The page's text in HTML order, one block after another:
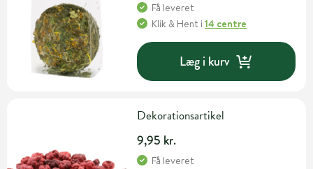
Få leveret
Klik & Hent i14 centre
Læg i kurv
Dekorationsartikel
9,95 kr.
Få leveret